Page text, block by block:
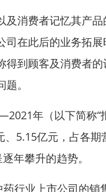
消费者记忆其产品
司在此后的业务拓
得到顾客及消费者
。
年（以下简称“
5.15亿元，占各期
年攀升的趋势。
业上市公司的销